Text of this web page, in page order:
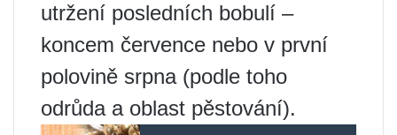
utržení posledních bobulí –
koncem července nebo v první
polovině srpna (podle toho
odrůda a oblast pěstování).